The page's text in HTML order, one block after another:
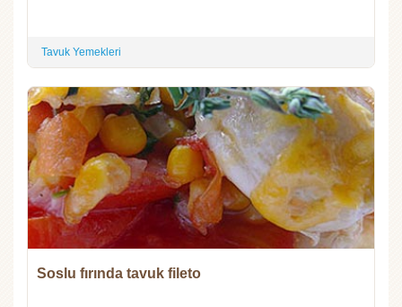
Tavuk Yemekleri
Soslu fırında tavuk fileto